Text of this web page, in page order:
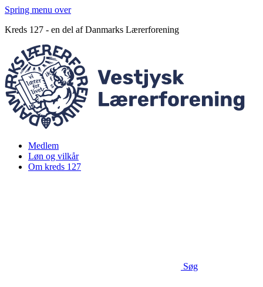
Spring menu over
Kreds 127 - en del af Danmarks Lærerforening
Medlem
Løn og vilkår
Om kreds 127
Søg